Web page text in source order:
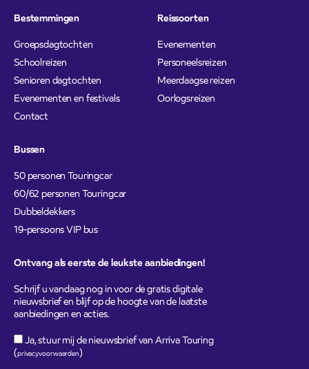
Bestemmingen
Groepsdagtochten
Schoolreizen
Senioren dagtochten
Evenementen en festivals
Contact
Reissoorten
Evenementen
Personeelsreizen
Meerdaagse reizen
Oorlogsreizen
Bussen
50 personen Touringcar
60/62 personen Touringcar
Dubbeldekkers
19-persoons VIP bus
Ontvang als eerste de leukste aanbiedingen!
Schrijf u vandaag nog in voor de gratis digitale
nieuwsbrief en blijf op de hoogte van de laatste
aanbiedingen en acties.
Ja, stuur mij de nieuwsbrief van Arriva Touring
(privacyvoorwaarden)